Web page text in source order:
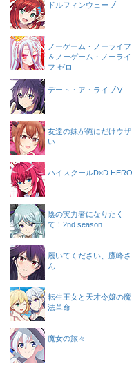
ドルフィンウェーブ
ノーゲーム・ノーライフ
＆ノーゲーム・ノーライ
フ ゼロ
デート・ア・ライブⅤ
友達の妹が俺にだけウザ
い
ハイスクールD×D HERO
陰の実力者になりたく
て！2nd season
履いてください、鷹峰さ
ん
転生王女と天才令嬢の魔
法革命
魔女の旅々